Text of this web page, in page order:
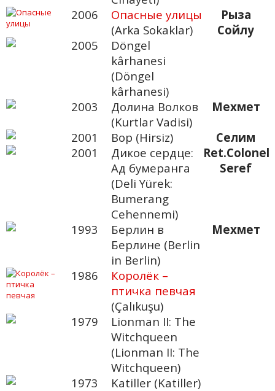
2006
Опасные улицы
(Arka Sokaklar)
Рыза
Сойлу
2005
Döngel
kârhanesi
(Döngel
kârhanesi)
2003
Долина Волков
(Kurtlar Vadisi)
Мехмет
2001
Вор (Hirsiz)
Селим
2001
Дикое сердце:
Ад бумеранга
(Deli Yürek:
Bumerang
Cehennemi)
Ret.Colonel
Seref
1993
Берлин в
Берлине (Berlin
in Berlin)
Мехмет
1986
Королёк –
птичка певчая
(Çalıkuşu)
1979
Lionman II: The
Witchqueen
(Lionman II: The
Witchqueen)
1973
Katiller (Katiller)